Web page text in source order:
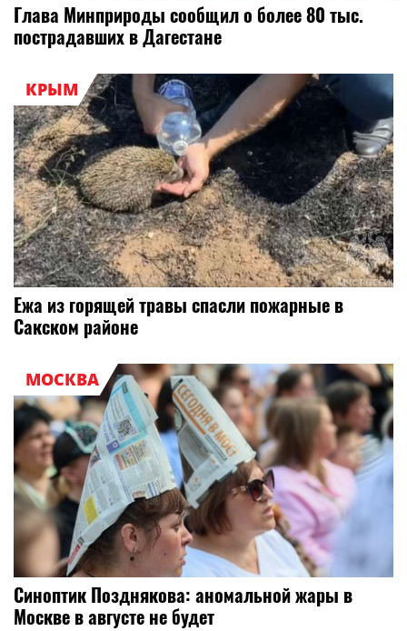
Глава Минприроды сообщил о более 80 тыс.
пострадавших в Дагестане
КРЫМ
Ежа из горящей травы спасли пожарные в
Сакском районе
МОСКВА
Синоптик Позднякова: аномальной жары в
Москве в августе не будет